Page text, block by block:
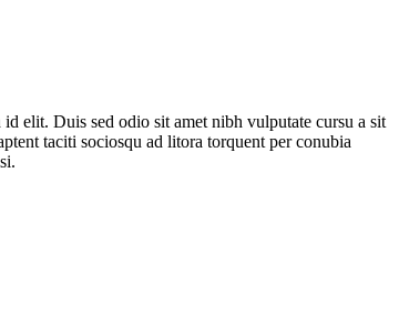
elit. Duis sed odio sit amet nibh vulputate cursu a sit
taciti sociosqu ad litora torquent per conubia